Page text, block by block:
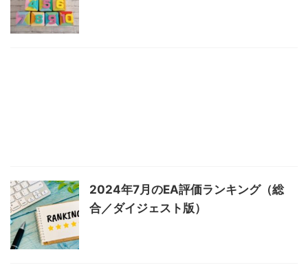
2024年7月のEA評価ランキング（総
合／ダイジェスト版）